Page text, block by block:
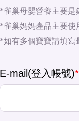
*雀巢母嬰營養主要是
*雀巢媽媽產品主要使
*如有多個寶寶請填寫
E-mail(登入帳號)*